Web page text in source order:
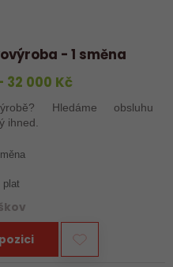
- 1 směna
32 000 Kč
Hledáme obsluhu
ihned.
plat